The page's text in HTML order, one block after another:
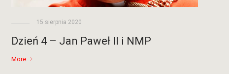
15 sierpnia 2020
Dzień 4 – Jan Paweł II i NMP
More